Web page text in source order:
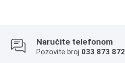
Naručite telefonom
Pozovite broj 033 873 872